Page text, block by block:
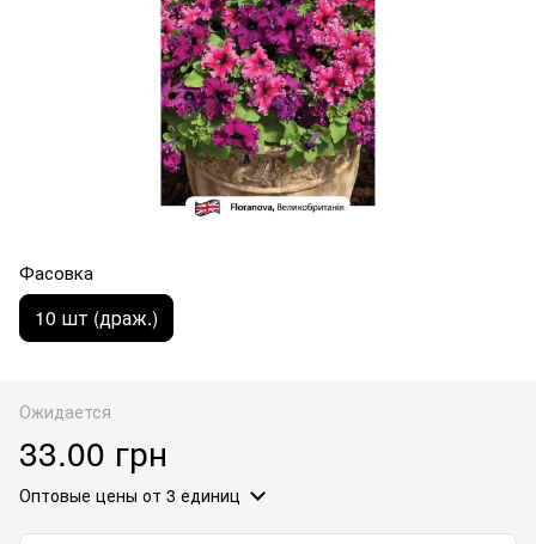
Фасовка
10 шт (драж.)
Ожидается
33.00 грн
Оптовые цены от 3 единиц